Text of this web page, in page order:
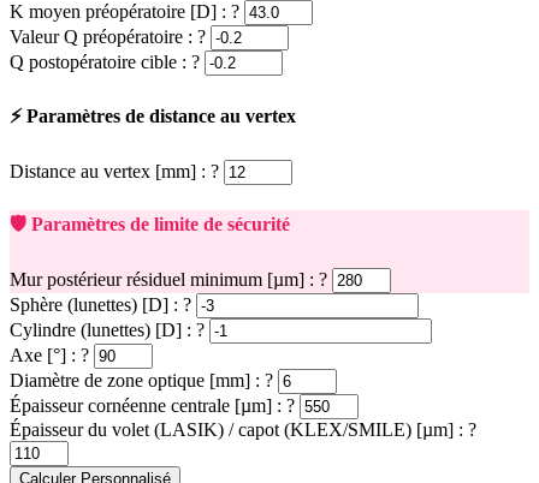
K moyen préopératoire [D] : ?
Valeur Q préopératoire : ?
Q postopératoire cible : ?
⚡ Paramètres de distance au vertex
Distance au vertex [mm] : ?
🛡️ Paramètres de limite de sécurité
Mur postérieur résiduel minimum [µm] : ?
Sphère (lunettes) [D] : ?
Cylindre (lunettes) [D] : ?
Axe [°] : ?
Diamètre de zone optique [mm] : ?
Épaisseur cornéenne centrale [µm] : ?
Épaisseur du volet (LASIK) / capot (KLEX/SMILE) [µm] : ?
Calculer Personnalisé